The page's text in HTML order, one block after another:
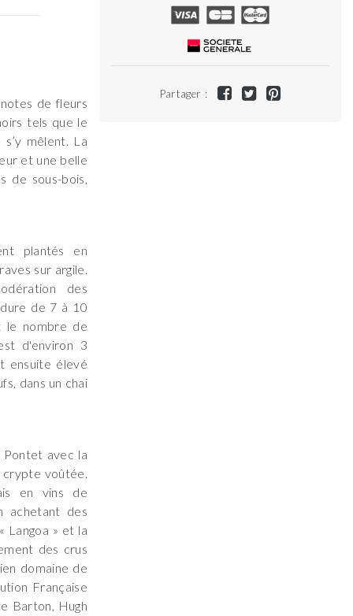
Partager :
de fleurs
tels que le
mêlent. La
et une belle
de sous-bois,
plantés en
sur argile.
des
de 7 à 10
le nombre de
d'environ 3
ensuite élevé
dans un chai
avec la
crypte voûtée.
en vins de
achetant des
Langoa » et la
des crus
domaine de
Française
Barton, Hugh